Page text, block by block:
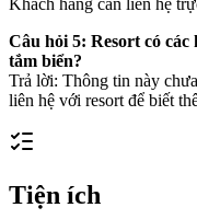
Khách hàng cần liên hệ
Câu hỏi 5: Resort có
tắm biển?
Trả lời: Thông tin này
liên hệ với resort để biết
Tiện ích